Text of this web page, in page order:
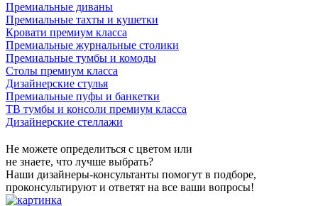
Премиальные диваны
Премиальные тахты и кушетки
Кровати премиум класса
Премиальные журнальные столики
Премиальные тумбы и комоды
Столы премиум класса
Дизайнерские стулья
Премиальные пуфы и банкетки
ТВ тумбы и консоли премиум класса
Дизайнерские стеллажи
Не можете определиться с цветом или
не знаете, что лучше выбрать?
Наши дизайнеры-консультанты помогут в подборе,
проконсультируют и ответят на все ваши вопросы!